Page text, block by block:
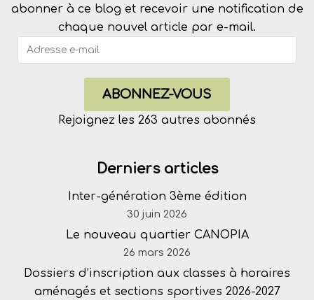
abonner à ce blog et recevoir une notification de
chaque nouvel article par e-mail.
ABONNEZ-VOUS
Rejoignez les 263 autres abonnés
Derniers articles
Inter-génération 3ème édition
30 juin 2026
Le nouveau quartier CANOPIA
26 mars 2026
Dossiers d’inscription aux classes à horaires
aménagés et sections sportives 2026-2027